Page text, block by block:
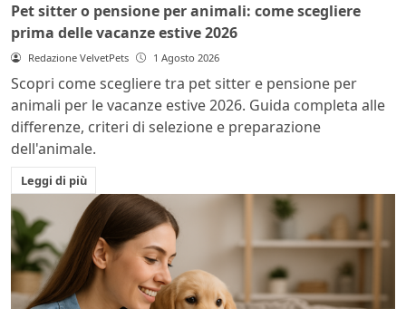
Pet sitter o pensione per animali: come scegliere
prima delle vacanze estive 2026
Redazione VelvetPets 1 Agosto 2026
Scopri come scegliere tra pet sitter e pensione per
animali per le vacanze estive 2026. Guida completa alle
differenze, criteri di selezione e preparazione
dell'animale.
Leggi di più